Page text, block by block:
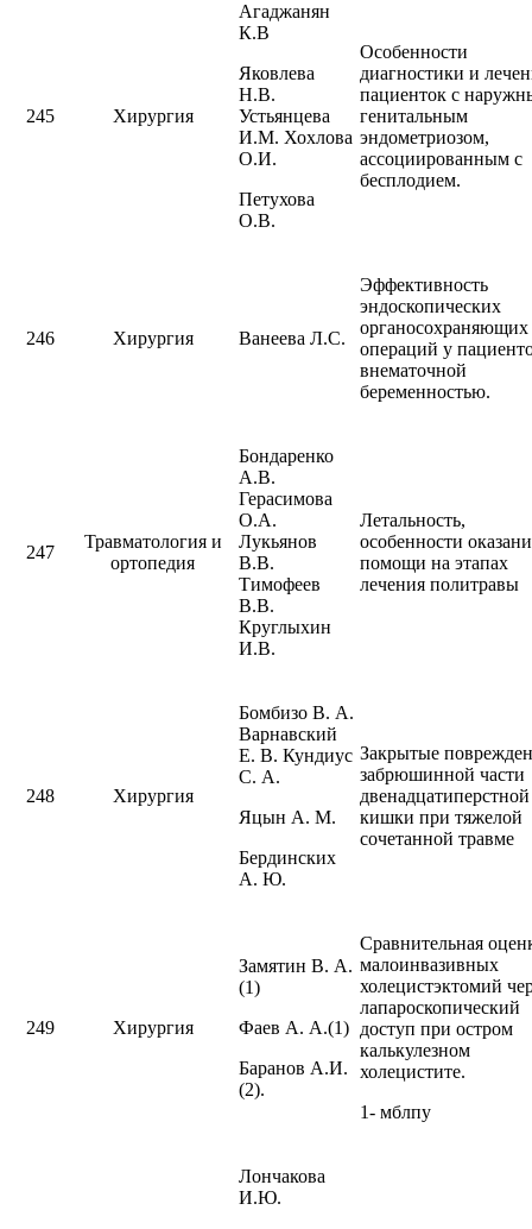
245 Хирургия
Агаджанян
К.В
Яковлева
Н.В.
Устьянцева
И.М. Хохлова
О.И.
Петухова
О.В.
Особенности
диагностики и
пациенток с
генитальным
эндометриозом,
ассоциированным с
бесплодием.
246 Хирургия Ванеева Л.С.
Эффективность
эндоскопических
органосохраняющих
операций у
внематочной
беременностью.
247
Травматология и
ортопедия
Бондаренко
А.В.
Герасимова
О.А.
Лукьянов
В.В.
Тимофеев
В.В.
Круглыхин
И.В.
Летальность,
особенности
помощи на этапах
лечения политравы
248 Хирургия
Бомбизо В. А.
Варнавский
Е. В. Кундиус
С. А.
Яцын А. М.
Бердинских
А. Ю.
Закрытые
забрюшинной части
двенадцатиперстной
кишки при тяжелой
сочетанной травме
249 Хирургия
Замятин В. А.
(1)
Фаев А. А.(1)
Баранов А.И.
(2).
Сравнительная
малоинвазивных
холецистэктомий
лапароскопический
доступ при остром
калькулезном
холецистите.
1- мблпу
Лончакова
И.Ю.